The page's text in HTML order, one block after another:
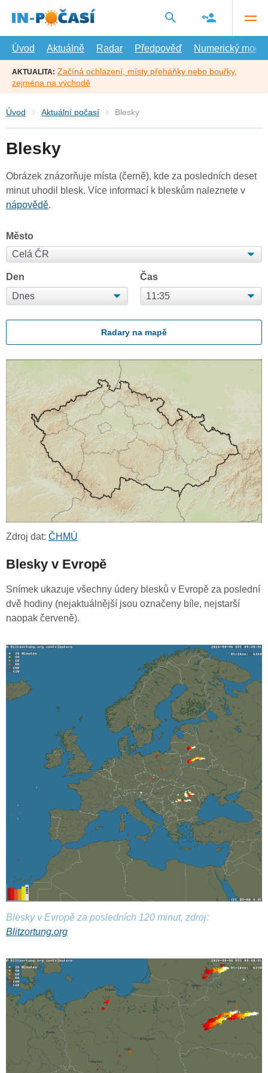
hlavní
Úvod
Aktuálně Radar Předpověď Numerický model
AKTUALITA: Začíná ochlazení, místy přeháňky nebo bouřky,
zejména na východě
Úvod Aktuální počasí Blesky
Blesky
Obrázek znázorňuje místa (černě), kde za posledních deset
minut uhodil blesk. Více informací k bleskům naleznete v
nápovědě.
Město
Den Čas
Radary na mapě
Zdroj dat: ČHMÚ
Blesky v Evropě
Snímek ukazuje všechny údery blesků v Evropě za poslední
dvě hodiny (nejaktuálnější jsou označeny bíle, nejstarší
naopak červeně).
Blesky v Evropě za posledních 120 minut, zdroj:
Blitzortung.org